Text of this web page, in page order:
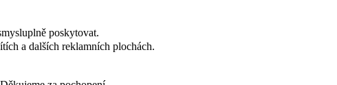
poskytovat.
a dalších reklamních plochách.